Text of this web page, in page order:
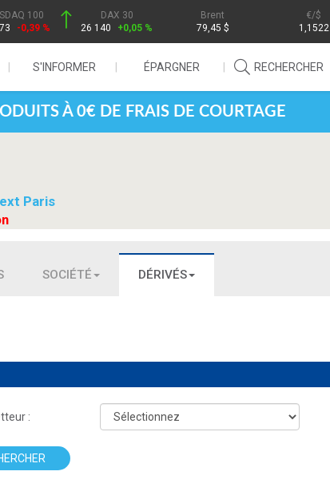
100
-0,39 %
DAX 30
26 140
+0,05 %
Brent
79,45 $
/$
1,1522
S'INFORMER ÉPARGNER RECHERCHER
À 0€ DE FRAIS DE COURTAGE
Paris
SOCIÉTÉ DÉRIVÉS
: